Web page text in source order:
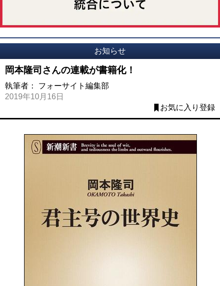
お知らせ
岡本隆司さんの連載が書籍化！
執筆者： フォーサイト編集部
2019年10月16日
お気に入り登録